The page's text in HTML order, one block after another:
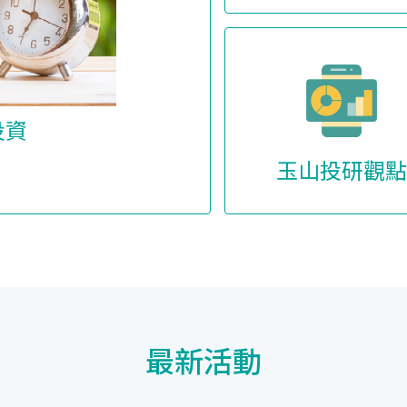
玉山投研觀點
最新活動